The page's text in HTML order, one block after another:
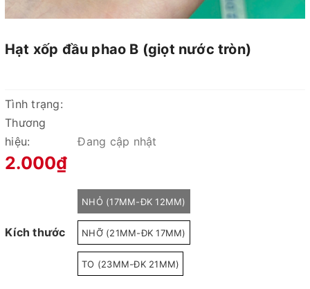
Hạt xốp đầu phao B (giọt nước tròn)
Tình trạng:
Thương
hiệu:
Đang cập nhật
2.000₫
Kích thước
NHỎ (17MM-ĐK 12MM)
NHỠ (21MM-ĐK 17MM)
TO (23MM-ĐK 21MM)